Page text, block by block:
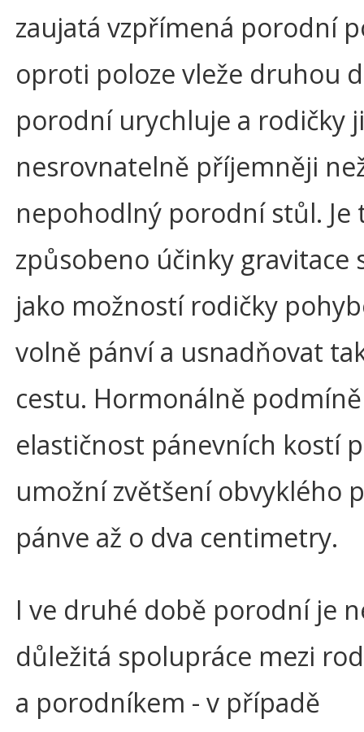
zaujatá vzpřímená porodní
oproti poloze vleže druhou
porodní urychluje a rodičky
nesrovnatelně příjemněji
nepohodlný porodní stůl. Je
způsobeno účinky gravitace
jako možností rodičky
volně pánví a usnadňovat
cestu. Hormonálně
elastičnost pánevních kostí
umožní zvětšení obvyklého
pánve až o dva centimetry.
I ve druhé době porodní je
důležitá spolupráce mezi
a porodníkem - v případě